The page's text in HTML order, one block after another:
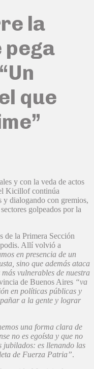
la
pega
que
y con la veda de actos
Kicillof continúa
dialogando con gremios,
golpeados por la
la Primera Sección
Allí volvió a
en presencia de un
sino que además ataca
vulnerables de nuestra
de Buenos Aires “va
en políticas públicas y
a la gente y lograr
una forma clara de
no es egoísta y que no
jubilados: es llenando las
de Fuerza Patria”.